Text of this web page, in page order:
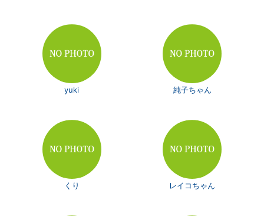
yuki 純子ちゃん
くり レイコちゃん